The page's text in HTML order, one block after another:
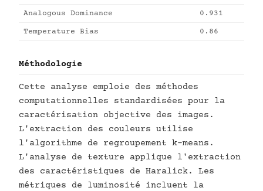
Analogous Dominance 0.931
Temperature Bias 0.86
Méthodologie
Cette analyse emploie des méthodes
computationnelles standardisées pour la
caractérisation objective des images.
L'extraction des couleurs utilise
l'algorithme de regroupement k-means.
L'analyse de texture applique l'extraction
des caractéristiques de Haralick. Les
métriques de luminosité incluent la